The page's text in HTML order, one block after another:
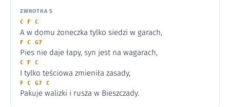
ZWROTKA 5
C F C
A w domu żoneczka tylko siedzi w garach,
F C G7
Pies nie daje łapy, syn jest na wagarach,
C F C
I tylko teściowa zmieniła zasady,
F C G7 C
Pakuje walizki i rusza w Bieszczady.